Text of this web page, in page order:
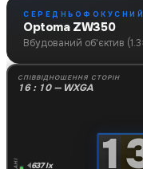
СЕРЕДНЬОФОКУСНИЙ
Optoma ZW350
Вбудований об'єктив
СПІВВІДНОШЕННЯ СТОРІН
16 : 10 — WXGA
637 lx